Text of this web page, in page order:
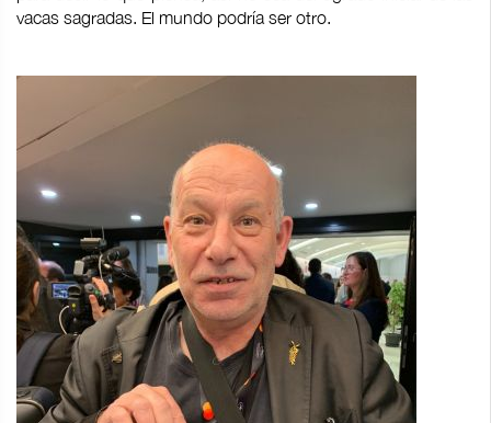
vacas sagradas. El mundo podría ser otro.